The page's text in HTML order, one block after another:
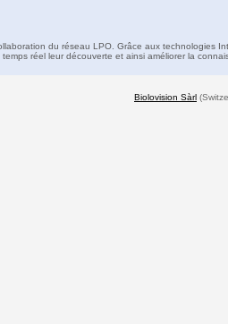
du réseau LPO. Grâce aux technologies
réel leur découverte et ainsi améliorer la
Biolovision Sàrl